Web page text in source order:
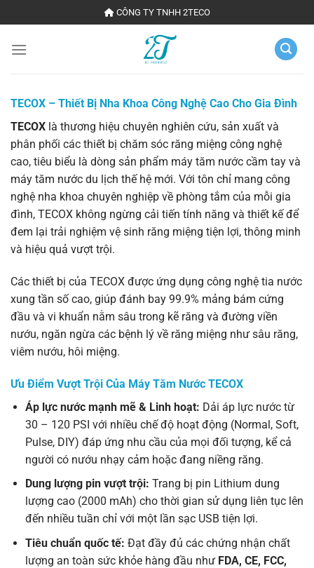
đến
nội
CÔNG TY TNHH 2TECO
TECOX – Thiết Bị Nha Khoa Công Nghệ Cao Cho Gia Đình
TECOX là thương hiệu chuyên nghiên cứu, sản xuất và
phân phối các thiết bị chăm sóc răng miệng công nghệ
cao, tiêu biểu là dòng sản phẩm máy tăm nước cầm tay và
máy tăm nước du lịch thế hệ mới. Với tôn chỉ mang công
nghệ nha khoa chuyên nghiệp về phòng tắm của mỗi gia
đình, TECOX không ngừng cải tiến tính năng và thiết kế để
đem lại trải nghiệm vệ sinh răng miệng tiện lợi, thông minh
và hiệu quả vượt trội.
Các thiết bị của TECOX được ứng dụng công nghệ tia nước
xung tần số cao, giúp đánh bay 99.9% mảng bám cứng
đầu và vi khuẩn nằm sâu trong kẽ răng và đường viền
nướu, ngăn ngừa các bệnh lý về răng miệng như sâu răng,
viêm nướu, hôi miệng.
Ưu Điểm Vượt Trội Của Máy Tăm Nước TECOX
Áp lực nước mạnh mẽ & Linh hoạt: Dải áp lực nước từ
30 – 120 PSI với nhiều chế độ hoạt động (Normal, Soft,
Pulse, DIY) đáp ứng nhu cầu của mọi đối tượng, kể cả
người có nướu nhạy cảm hoặc đang niềng răng.
Dung lượng pin vượt trội: Trang bị pin Lithium dung
lượng cao (2000 mAh) cho thời gian sử dụng liên tục lên
đến nhiều tuần chỉ với một lần sạc USB tiện lợi.
Tiêu chuẩn quốc tế: Đạt đầy đủ các chứng nhận chất
lượng an toàn sức khỏe hàng đầu như FDA, CE, FCC,